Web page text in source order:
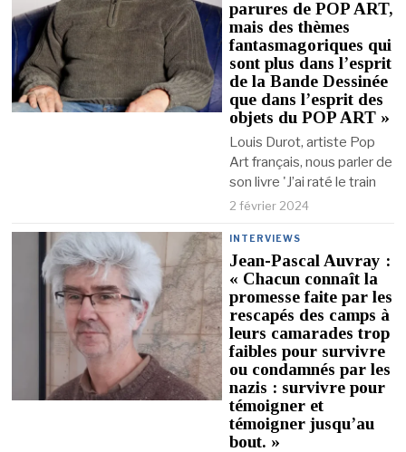
parures de POP ART,
mais des thèmes
fantasmagoriques qui
sont plus dans l’esprit
de la Bande Dessinée
que dans l’esprit des
objets du POP ART »
Louis Durot, artiste Pop
Art français, nous parler de
son livre 'J’ai raté le train
2 février 2024
INTERVIEWS
Jean-Pascal Auvray :
« Chacun connaît la
promesse faite par les
rescapés des camps à
leurs camarades trop
faibles pour survivre
ou condamnés par les
nazis : survivre pour
témoigner et
témoigner jusqu’au
bout. »